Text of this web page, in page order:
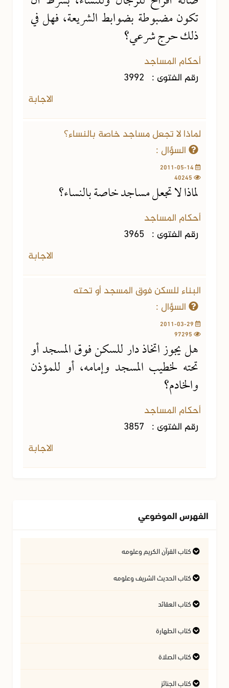
تكون مضبوطة بضوابط الشريعة، فهل في
ذلك حرج شرعي؟
أحكام المساجد
رقم الفتوى : 3992
الاجابة
لماذا لا تجعل مساجد خاصة بالنساء؟
السؤال :
لماذا لا تجعل مساجد خاصة بالنساء؟
أحكام المساجد
رقم الفتوى : 3965
الاجابة
البناء للسكن فوق المسجد أو تحته
السؤال :
هل يجوز اتخاذ دار للسكن فوق المسجد أو
تحته لخطيب المسجد وإمامه، أو للمؤذن
والخادم؟
أحكام المساجد
رقم الفتوى : 3857
الاجابة
الفهرس الموضوعي
كتاب القرآن الكريم وعلومه
التفسير وعلوم القرآن
فتاوى متعلقة بالقرآن الكريم
آداب تلاوة القرآن الكريم
كتاب الحديث الشريف وعلومه
فتاوى متعلقة بالحديث الشريف
أسئلة في السيرة النبوية
كتاب العقائد
المسائل المتعلقة بالعقيدة
كتاب الطهارة
أحكام المياه
النجاسات وأحكامها
كتاب الصلاة
أهمية الصلاة
كتاب الجنائز